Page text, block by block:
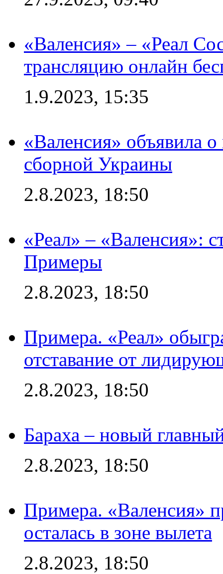
«Валенсия» – «Реал
трансляцию онлайн
1.9.2023, 15:35
«Валенсия» объявила
сборной Украины
2.8.2023, 18:50
«Реал» – «Валенсия»:
Примеры
2.8.2023, 18:50
Примера. «Реал»
отставание от
2.8.2023, 18:50
Бараха – новый
2.8.2023, 18:50
Примера. «Валенсия»
осталась в зоне вылета
2.8.2023, 18:50